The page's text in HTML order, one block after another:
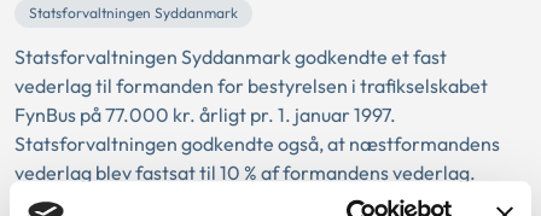
Statsforvaltningen Syddanmark
Statsforvaltningen Syddanmark godkendte et fast
vederlag til formanden for bestyrelsen i trafikselskabet
FynBus på 77.000 kr. årligt pr. 1. januar 1997.
Statsforvaltningen godkendte også, at næstformandens
vederlag blev fastsat til 10 % af formandens vederlag.
Statsforvaltningen kunne ikke godkende faste vederlag til